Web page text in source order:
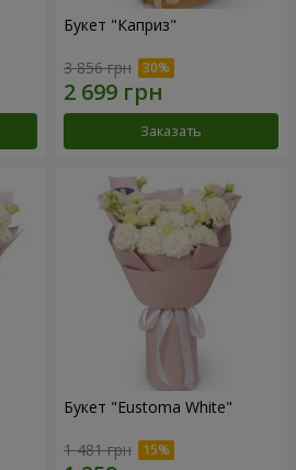
Букет "Каприз"
3 856 грн
Заказать
Букет "Eustoma White"
1 481 грн